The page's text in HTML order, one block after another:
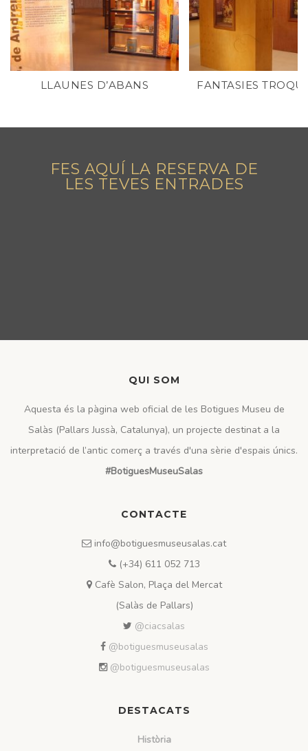
LLAUNES D’ABANS FANTASIES
FES AQUÍ LA RESERVA DE
LES TEVES ENTRADES
QUI SOM
Aquesta és la pàgina web oficial de les Botigues Museu de
Salàs (Pallars Jussà, Catalunya), un projecte destinat a la
interpretació de l’antic comerç a través d'una sèrie d'espais únics.
#BotiguesMuseuSalas
CONTACTE
info@botiguesmuseusalas.cat
(+34) 611 052 713
Cafè Salon, Plaça del Mercat
(Salàs de Pallars)
@ciacsalas
@botiguesmuseusalas
@botiguesmuseusalas
DESTACATS
Història